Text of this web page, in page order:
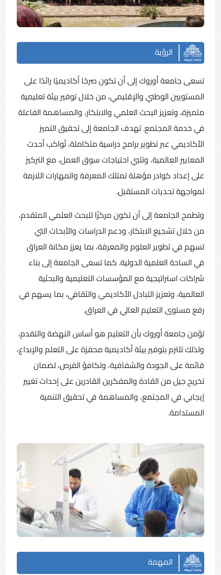
الرؤية
تسعى جامعة أوروك إلى أن تكون صرحًا أكاديميًا رائدًا على
المستويين الوطني والإقليمي، من خلال توفير بيئة تعليمية
متميزة، وتعزيز البحث العلمي والابتكار، والمساهمة الفاعلة
في خدمة المجتمع. تهدف الجامعة إلى تحقيق التميز
الأكاديمي عبر تطوير برامج دراسية متكاملة، تُواكب أحدث
المعايير العالمية، وتلبي احتياجات سوق العمل، مع التركيز
على إعداد كوادر مؤهلة تمتلك المعرفة والمهارات اللازمة
لمواجهة تحديات المستقبل.
وتطمح الجامعة إلى أن تكون مركزًا للبحث العلمي المتقدم،
من خلال تشجيع الابتكار، ودعم الدراسات والأبحاث التي
تسهم في تطوير العلوم والمعرفة، بما يعزز مكانة العراق
في الساحة العلمية الدولية. كما تسعى الجامعة إلى بناء
شراكات استراتيجية مع المؤسسات التعليمية والبحثية
العالمية، وتعزيز التبادل الأكاديمي والثقافي، بما يسهم في
رفع مستوى التعليم العالي في العراق.
تؤمن جامعة أوروك بأن التعليم هو أساس النهضة والتقدم،
ولذلك تلتزم بتوفير بيئة أكاديمية محفزة على التعلم والإبداع،
قائمة على الجودة والشفافية، وتكافؤ الفرص، لضمان
تخريج جيل من القادة والمفكرين القادرين على إحداث تغيير
إيجابي في المجتمع، والمساهمة في تحقيق التنمية
المستدامة.
المهمة